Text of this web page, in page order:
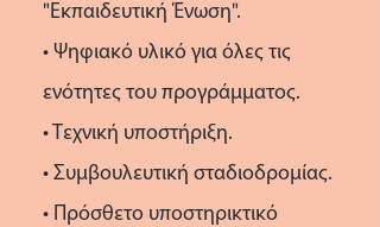
"Εκπαιδευτική Ένωση".
• Ψηφιακό υλικό για όλες τις
ενότητες του προγράμματος.
• Τεχνική υποστήριξη.
• Συμβουλευτική σταδιοδρομίας.
• Πρόσθετο υποστηρικτικό